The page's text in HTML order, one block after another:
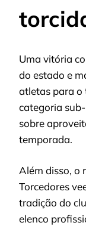
Uma vitória
do estado e
atletas para o
categoria
sobre
temporada.
Além disso, o
Torcedores
tradição do
elenco